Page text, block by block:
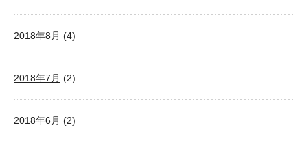
2018年8月 (4)
2018年7月 (2)
2018年6月 (2)